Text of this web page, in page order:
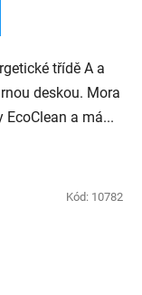
třídě A a
deskou. Mora
a má...
Kód: 10782